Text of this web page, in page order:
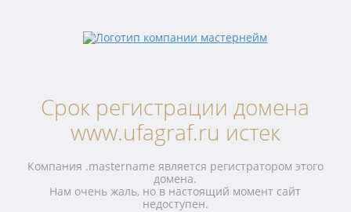
Срок регистрации домена
www.ufagraf.ru истек
Компания .mastername является регистратором этого
домена.
Нам очень жаль, но в настоящий момент сайт
недоступен.